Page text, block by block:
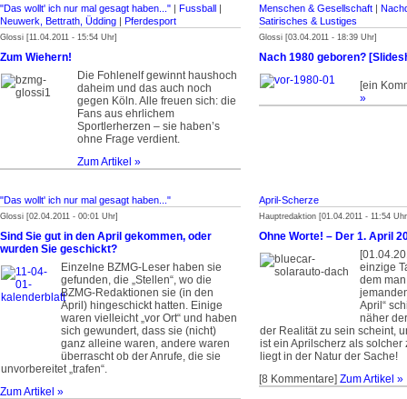
"Das wollt' ich nur mal gesagt haben..." | Fussball |
Neuwerk, Bettrath, Üdding | Pferdesport
Glossi [11.04.2011 - 15:54 Uhr]
Zum Wiehern!
Die Fohlenelf gewinnt haushoch
daheim und das auch noch
gegen Köln. Alle freuen sich: die
Fans aus ehrlichem
Sportlerherzen – sie haben’s
ohne Frage verdient.
Zum Artikel »
Menschen & Gesellschaft |
Satirisches & Lustiges
Glossi [03.04.2011 - 18:39 Uhr]
Nach 1980 geboren?
[ein
»
"Das wollt' ich nur mal gesagt haben..."
Glossi [02.04.2011 - 00:01 Uhr]
Sind Sie gut in den April gekommen, oder
wurden Sie geschickt?
Einzelne BZMG-Leser haben sie
gefunden, die „Stellen“, wo die
BZMG-Redaktionen sie (in den
April) hingeschickt hatten. Einige
waren vielleicht „vor Ort“ und haben
sich gewundert, dass sie (nicht)
ganz alleine waren, andere waren
überrascht ob der Anrufe, die sie
unvorbereitet „trafen“.
Zum Artikel »
April-Scherze
Hauptredaktion [01.04.2011 - 11:54
Ohne Worte! – Der 1. April
einzige
dem
April“
näher
der Realität zu sein scheint,
ist ein Aprilscherz als solcher
liegt in der Natur der Sache!
[8 Kommentare] Zum Artikel »